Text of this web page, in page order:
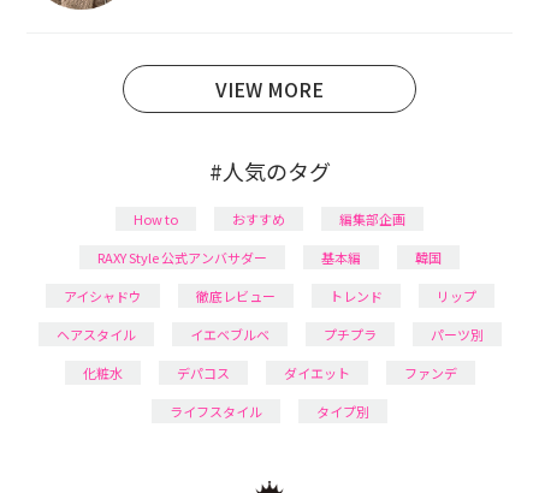
VIEW MORE
#人気のタグ
How to おすすめ
編集部企画
RAXY Style 公式アンバサダー
基本編
韓国
アイシャドウ
徹底レビュー トレンド
リップ
ヘアスタイル
イエベブルベ プチプラ
パーツ別
化粧水
デパコス ダイエット
ファンデ
ライフスタイル
タイプ別